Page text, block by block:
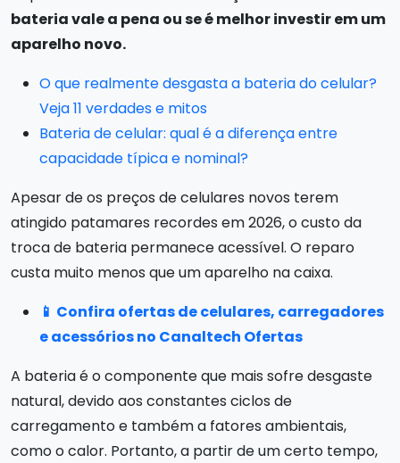
bateria vale a pena ou se é melhor investir em um
aparelho novo.
O que realmente desgasta a bateria do celular?
Veja 11 verdades e mitos
Bateria de celular: qual é a diferença entre
capacidade típica e nominal?
Apesar de os preços de celulares novos terem
atingido patamares recordes em 2026, o custo da
troca de bateria permanece acessível. O reparo
custa muito menos que um aparelho na caixa.
📱 Confira ofertas de celulares, carregadores
e acessórios no Canaltech Ofertas
A bateria é o componente que mais sofre desgaste
natural, devido aos constantes ciclos de
carregamento e também a fatores ambientais,
como o calor. Portanto, a partir de um certo tempo,